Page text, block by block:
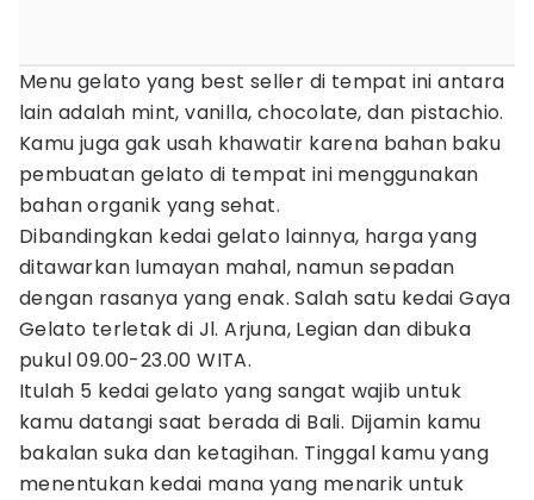
Menu gelato yang best seller di tempat ini antara
lain adalah mint, vanilla, chocolate, dan pistachio.
Kamu juga gak usah khawatir karena bahan baku
pembuatan gelato di tempat ini menggunakan
bahan organik yang sehat.
Dibandingkan kedai gelato lainnya, harga yang
ditawarkan lumayan mahal, namun sepadan
dengan rasanya yang enak. Salah satu kedai Gaya
Gelato terletak di Jl. Arjuna, Legian dan dibuka
pukul 09.00-23.00 WITA.
Itulah 5 kedai gelato yang sangat wajib untuk
kamu datangi saat berada di Bali. Dijamin kamu
bakalan suka dan ketagihan. Tinggal kamu yang
menentukan kedai mana yang menarik untuk